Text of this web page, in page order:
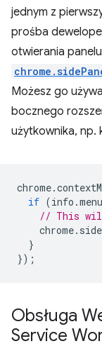
jednym z
prośba
otwierania
Możesz go
bocznego
użytkownika, np.
chrome.
if (info .
// This will
chrome.
}
});
Obsługa
Service